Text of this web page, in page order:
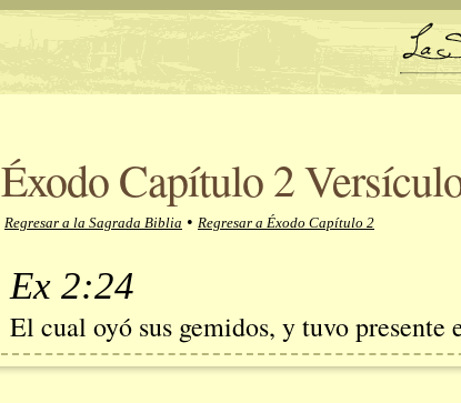
Éxodo Capítulo 2
Regresar a la Sagrada Biblia • Regresar a Éxodo Capítulo 2
Ex 2:24
El cual oyó sus gemidos, y tuvo